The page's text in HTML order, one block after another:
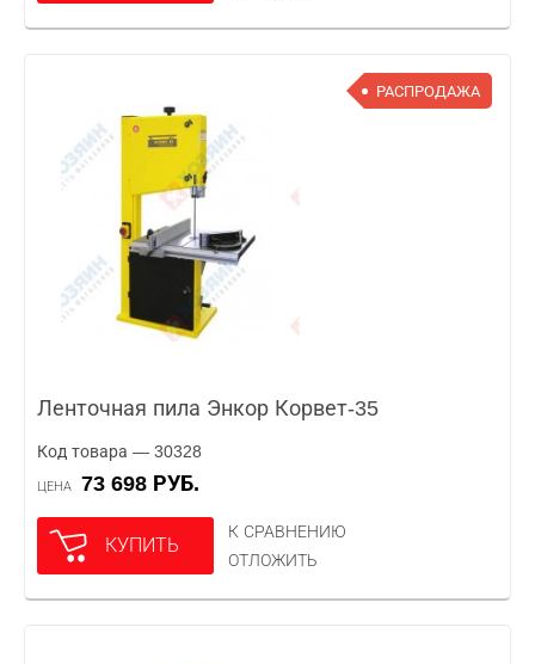
РАСПРОДАЖА
Ленточная пила Энкор Корвет-35
Код товара — 30328
ЦЕНА 73 698 РУБ.
КУПИТЬ
К СРАВНЕНИЮ
ОТЛОЖИТЬ